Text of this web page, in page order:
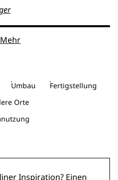
Mehr
Umbau
Fertigstellung
Orte
Inspiration? Einen